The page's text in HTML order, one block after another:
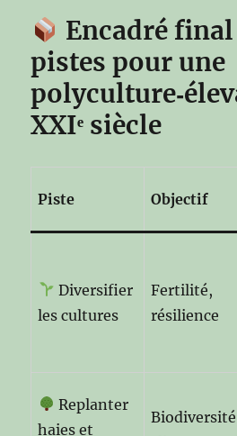
Encadré
pistes pour une
XXIᵉ siècle
Piste Objectif
Diversifier
les cultures
Fertilité,
résilience
Replanter
haies et